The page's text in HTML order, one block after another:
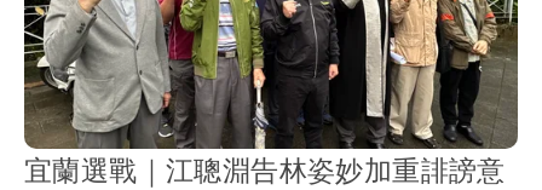
宜蘭選戰｜江聰淵告林姿妙加重誹謗意